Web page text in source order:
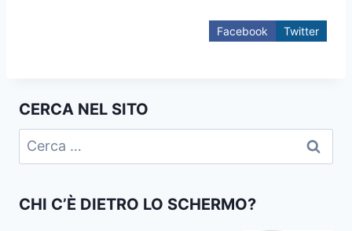
Facebook Twitter
CERCA NEL SITO
Ricerca
per:
CHI C’È DIETRO LO SCHERMO?